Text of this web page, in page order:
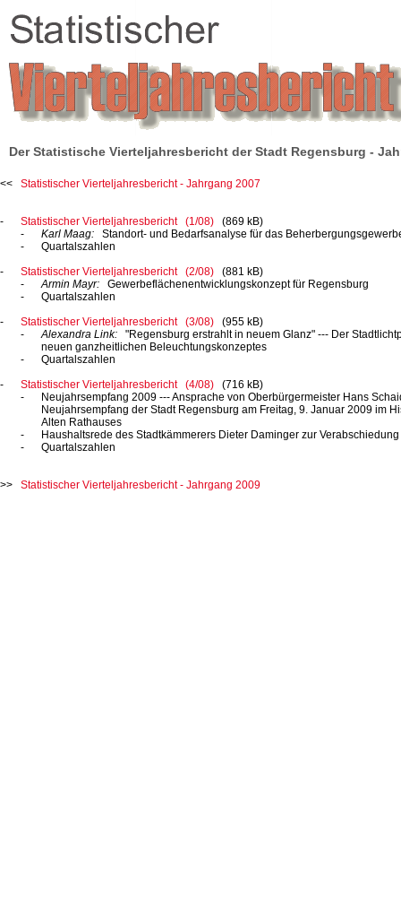
Der Statistische Vierteljahresbericht der Stadt Regensburg -
Statistischer Vierteljahresbericht - Jahrgang 2007
Statistischer Vierteljahresbericht (1/08)
(869 kB)
Karl Maag: Standort- und Bedarfsanalyse für das
Quartalszahlen
Statistischer Vierteljahresbericht (2/08)
(881 kB)
Armin Mayr: Gewerbeflächenentwicklungskonzept für Regensburg
Quartalszahlen
Statistischer Vierteljahresbericht (3/08)
(955 kB)
Alexandra Link: "Regensburg erstrahlt in neuem Glanz" --- Der
neuen ganzheitlichen Beleuchtungskonzeptes
Quartalszahlen
Statistischer Vierteljahresbericht (4/08)
(716 kB)
Neujahrsempfang 2009 ---Ansprache von Oberbürgermeister Hans
Neujahrsempfang der Stadt Regensburg am Freitag, 9. Januar 2009 im
Alten Rathauses
Haushaltsrede des Stadtkämmerers Dieter Daminger zur
Quartalszahlen
Statistischer Vierteljahresbericht - Jahrgang 2009